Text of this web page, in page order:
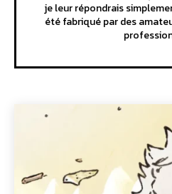
je leur répondrais
été fabriqué par des